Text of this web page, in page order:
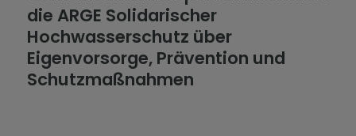
die ARGE Solidarischer
Hochwasserschutz über
Eigenvorsorge, Prävention und
Schutzmaßnahmen